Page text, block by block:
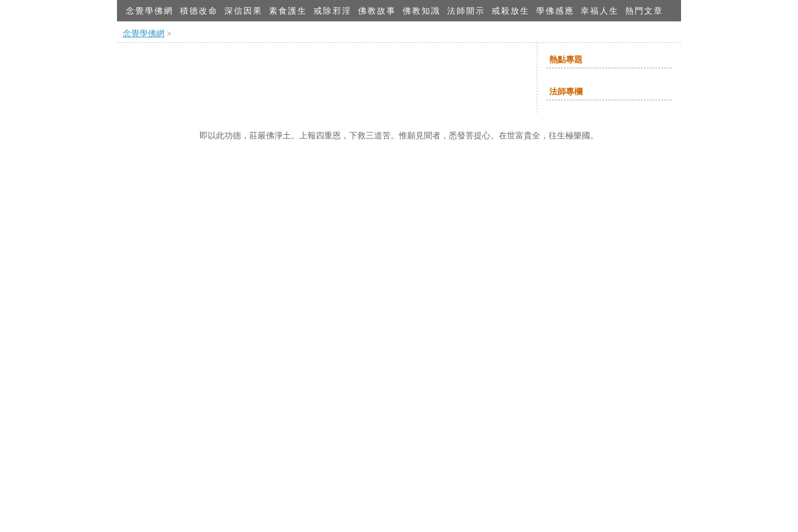
念覺學佛網 積德改命 深信因果 素食護生 戒除邪淫 佛教故事 佛教知識 法師開示 戒殺放生 學佛感應 幸福人生 熱門文章
念覺學佛網 >
熱點專題
法師專欄
即以此功德，莊嚴佛淨土。上報四重恩，下救三道苦。惟願見聞者，悉發菩提心。在世富貴全，往生極樂國。